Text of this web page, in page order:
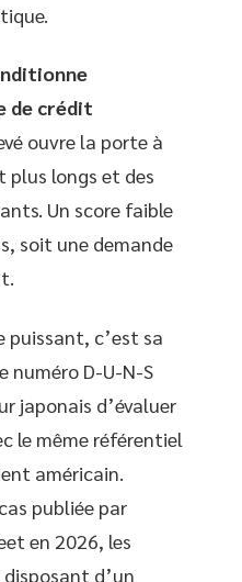
de crédit
ouvre la porte à
plus longs et des
Un score faible
soit une demande
puissant, c’est sa
numéro D-U-N-S
japonais d’évaluer
le même référentiel
américain.
publiée par
en 2026, les
d’un